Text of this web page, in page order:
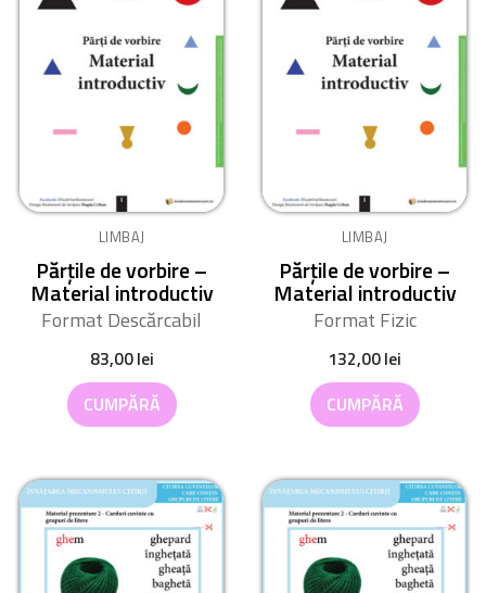
LIMBAJ
Părțile de vorbire –
Material introductiv
Format Descărcabil
83,00lei
CUMPĂRĂ
LIMBAJ
Părțile de vorbire –
Material introductiv
Format Fizic
132,00lei
CUMPĂRĂ